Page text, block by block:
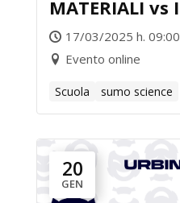
MATERIALI vs
DIGITALE
17/03/2025 h.
Evento online
Scuola sumo science
20
GEN